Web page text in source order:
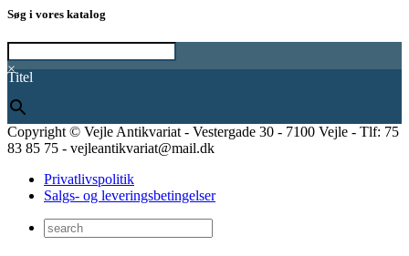
Søg i vores katalog
×
Titel
Copyright © Vejle Antikvariat - Vestergade 30 - 7100 Vejle - Tlf: 75
83 85 75 - vejleantikvariat@mail.dk
Privatlivspolitik
Salgs- og leveringsbetingelser